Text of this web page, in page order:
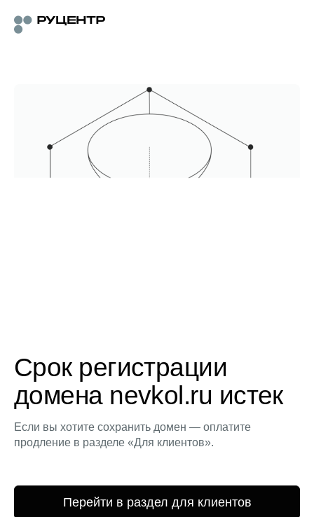
Срок регистрации
домена nevkol.ru истек
Если вы хотите сохранить домен — оплатите
продление в разделе «Для клиентов».
Перейти в раздел для клиентов